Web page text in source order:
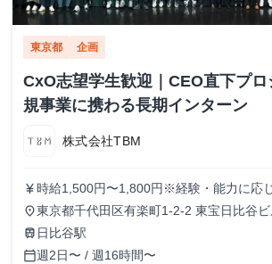
東京都 企画
CxO志望学生歓迎｜CEO直下プ
規事業に携わる長期インターン
株式会社TBM
currency_yen 時給1,500円〜1,800円※経験・能力に応
place東京都千代田区有楽町1-2-2 東宝日比谷
train 日比谷駅
calendar_today週2日〜 / 週16時間〜